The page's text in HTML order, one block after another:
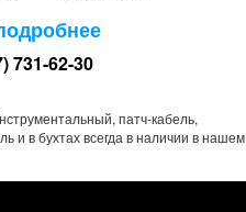
731-62-30
патч-кабель,
и в бухтах всегда в наличии в нашем